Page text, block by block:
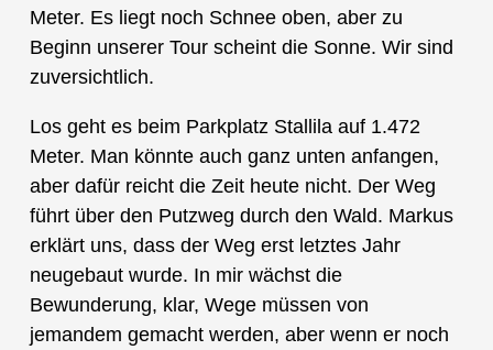
Meter. Es liegt noch Schnee oben, aber zu
Beginn unserer Tour scheint die Sonne. Wir sind
zuversichtlich.
Los geht es beim Parkplatz Stallila auf 1.472
Meter. Man könnte auch ganz unten anfangen,
aber dafür reicht die Zeit heute nicht. Der Weg
führt über den Putzweg durch den Wald. Markus
erklärt uns, dass der Weg erst letztes Jahr
neugebaut wurde. In mir wächst die
Bewunderung, klar, Wege müssen von
jemandem gemacht werden, aber wenn er noch